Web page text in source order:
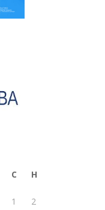
С Н
1 2